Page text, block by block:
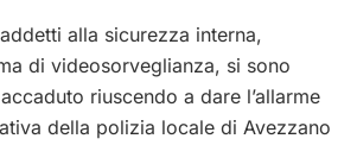
alla sicurezza interna,
di videosorveglianza, si sono
riuscendo a dare l’allarme
della polizia locale di Avezzano